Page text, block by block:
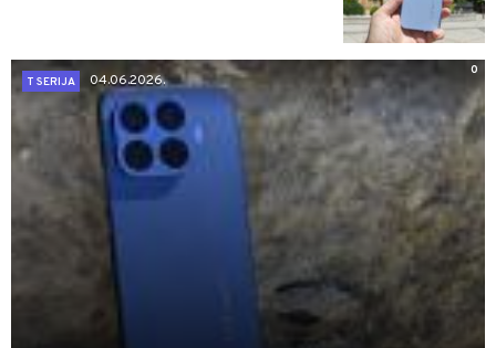
0
T SERIJA
04.06.2026.